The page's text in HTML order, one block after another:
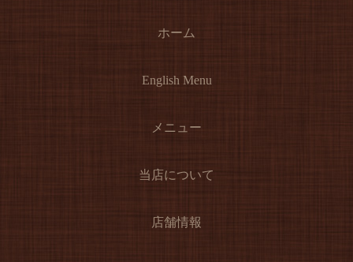
ホーム
English Menu
メニュー
当店について
店舗情報